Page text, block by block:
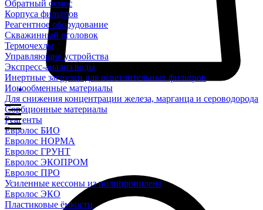
Обратный осмос
Корпуса фильтров
Реагентное оборудование
Скважинный оголовок
Термочехлы
Управляющие устройства
Экспресс-анализ воды
Инертные загрузки для осветлительных фильтров
Ионообменные материалы
Для снижения концентрации железа, марганца и сероводорода
Сорбционные материалы
Реагенты
Евролос БИО
Евролос НОРМА
Евролос ГРУНТ
Евролос ЭКОПРОМ
Евролос ПРО
Усиленные кессоны из полипропилена
Евролос ЭКО
Пластиковые ёмкости